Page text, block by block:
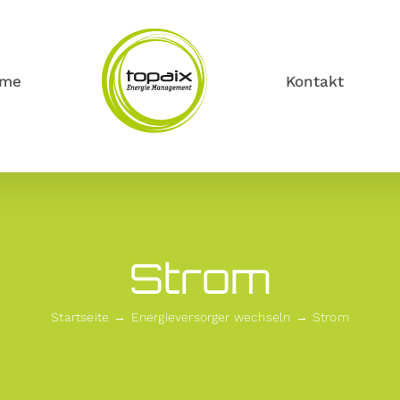
Kontakt
Strom
Startseite Energieversorger wechseln Strom